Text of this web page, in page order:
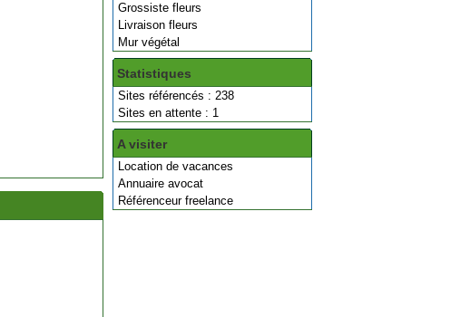
Grossiste fleurs
Livraison fleurs
Mur végétal
Statistiques
Sites référencés : 238
Sites en attente : 1
A visiter
Location de vacances
Annuaire avocat
Référenceur freelance